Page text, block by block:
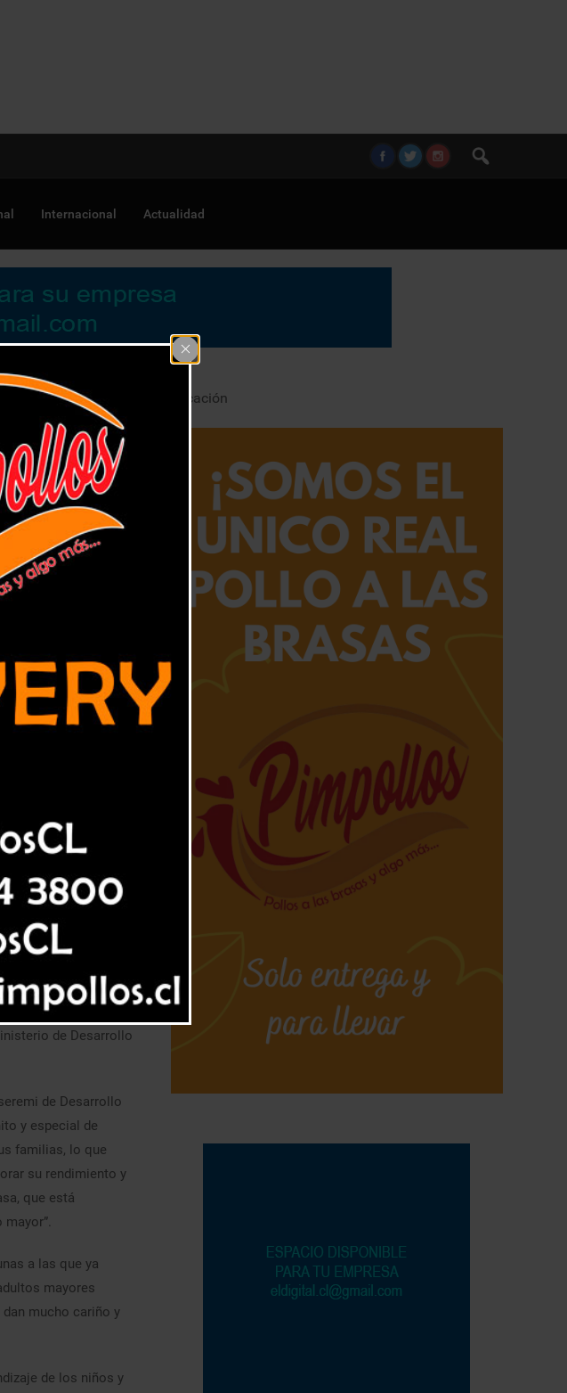
Internacional Actualidad
niños su experiencia en educación
de los
a niños y niñas que
parte de la iniciativa
Mayor (SENAMA)
de Desarrollo
de Desarrollo
y especial de
familias, lo que
su rendimiento y
que está
a las que ya
mayores
mucho cariño y
de los niños y